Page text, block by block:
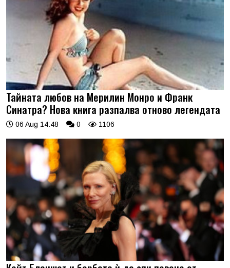
Тайната любов на Мерилин Монро и Франк
Синатра? Нова книга разпалва отново легендата
06 Aug 14:48 0 1106